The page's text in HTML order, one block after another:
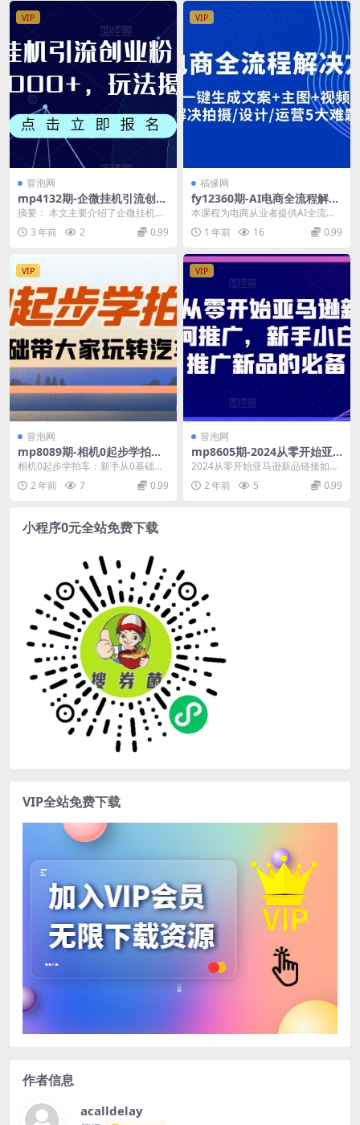
VIP
冒泡网
mp4132期-企微挂机引流创业
粉，日引1000+，玩法揭秘(揭
秘企微挂机引流创业粉的高效
策略与实操技巧)
摘要： 本文主要介绍了企微挂机引
流创业粉的玩法，并详细阐述了其
日引1000+的效...
3 年前 2 0.99
VIP
福缘网
fy12360期-AI电商全流程解决
方案,一键生成文案+主图+视
频,解决拍摄/设计/运营5大难
题
本课程为电商从业者提供AI全流程
解决方案，涵盖ChatGPT注册、AI
绘图工具（...
1 年前 16 0.99
VIP
冒泡网
mp8089期-相机0起步学拍
车：新手从0基础带大家玩转
相机0起步学拍车：新手从0基础带
大家玩转汽车摄影(18节课) 课程目
录 01.0...
2 年前 7 0.99
VIP
冒泡网
mp8605期-2024从零开始亚
马逊新品链接如何推广，新手
2024从零开始亚马逊新品链接如何
推广，新手小白快速推广新品的必
备 课程内容： ...
2 年前 5 0.99
小程序0元全站免费下载
VIP全站免费下载
作者信息
acalldelay